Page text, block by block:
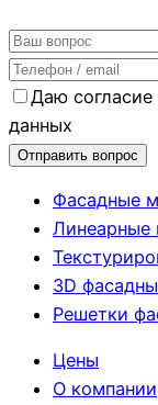
Даю согласие
данных
Фасадные
Линеарные
3D
Решетки
Цены
О компании